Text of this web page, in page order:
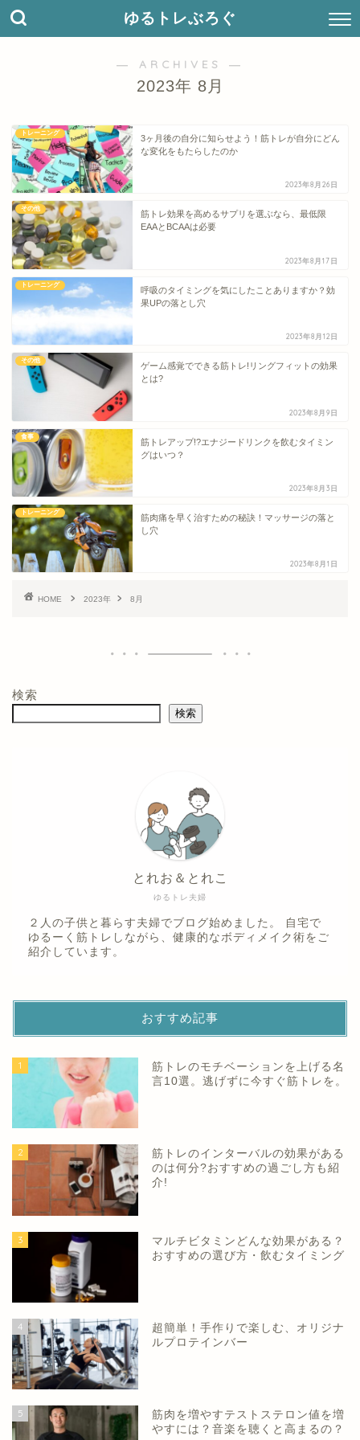
ゆるトレぶろぐ
― ARCHIVES ―
2023年 8月
トレーニング
3ヶ月後の自分に知らせよう！筋トレが自分にどん
な変化をもたらしたのか
2023年8月26日
その他
筋トレ効果を高めるサプリを選ぶなら、最低限
EAAとBCAAは必要
2023年8月17日
トレーニング
呼吸のタイミングを気にしたことありますか？効
果UPの落とし穴
2023年8月12日
その他
ゲーム感覚でできる筋トレ!リングフィットの効果
とは?
2023年8月9日
食事
筋トレアップ!?エナジードリンクを飲むタイミン
グはいつ？
2023年8月3日
トレーニング
筋肉痛を早く治すための秘訣！マッサージの落と
し穴
2023年8月1日
HOME 2023年 8月
検索
検索
ゆるトレ夫婦
とれお＆とれこ
２人の子供と暮らす夫婦でブログ始めました。 自宅で
ゆるーく筋トレしながら、健康的なボディメイク術をご
紹介しています。
おすすめ記事
1
筋トレのモチベーションを上げる名
言10選。逃げずに今すぐ筋トレを。
2
筋トレのインターバルの効果がある
のは何分?おすすめの過ごし方も紹
介!
3
マルチビタミンどんな効果がある？
おすすめの選び方・飲むタイミング
4
超簡単！手作りで楽しむ、オリジナ
ルプロテインバー
5
筋肉を増やすテストステロン値を増
やすには？音楽を聴くと高まるの？